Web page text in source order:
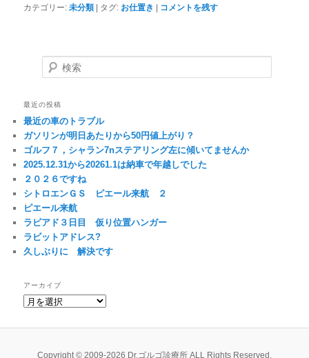
カテゴリー: 未分類 タグ: お仕置き コメントを残す
最近の投稿
最近の車のトラブル
ガソリンが明日あたりから50円値上がり？
ゴルフ７，シャラン7nステアリング左に傾いてませんか
2025.12.31から20261.1は納車で年越しでした
２０２６ですね
シトロエンＧＳ ピエール来航 ２
ピエール来航
ラビアド３日目 仮り位置ハンガー
ラビットアドレス?
久しぶりに 解決です
アーカイブ
ア
カ
Copyright © 2009-2026 Dr.ゴルゴ診療所 ALL Rights Reserved.